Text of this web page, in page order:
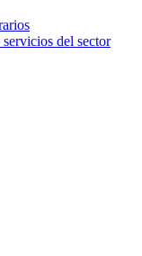
del sector